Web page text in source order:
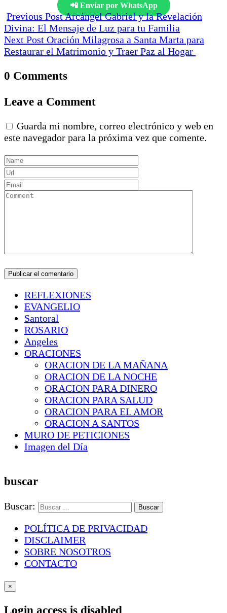
📲 Enviar por WhatsApp
Previous PostArcángel Gabriel y la Revelación
Divina: El Mensaje de Luz para tu Familia
Next Post Oración Milagrosa a Santa Marta para
Restaurar el Matrimonio y Traer Paz al Hogar
0 Comments
Leave a Comment
Guarda mi nombre, correo electrónico y web en
este navegador para la próxima vez que comente.
REFLEXIONES
EVANGELIO
Santoral
ROSARIO
Angeles
ORACIONES
ORACION DE LA MAÑANA
ORACION DE LA NOCHE
ORACION PARA DINERO
ORACION PARA SALUD
ORACION PARA EL AMOR
ORACION A SANTOS
MURO DE PETICIONES
Imagen del Día
buscar
Buscar:
POLÍTICA DE PRIVACIDAD
DISCLAIMER
SOBRE NOSOTROS
CONTACTO
×
Login access is disabled